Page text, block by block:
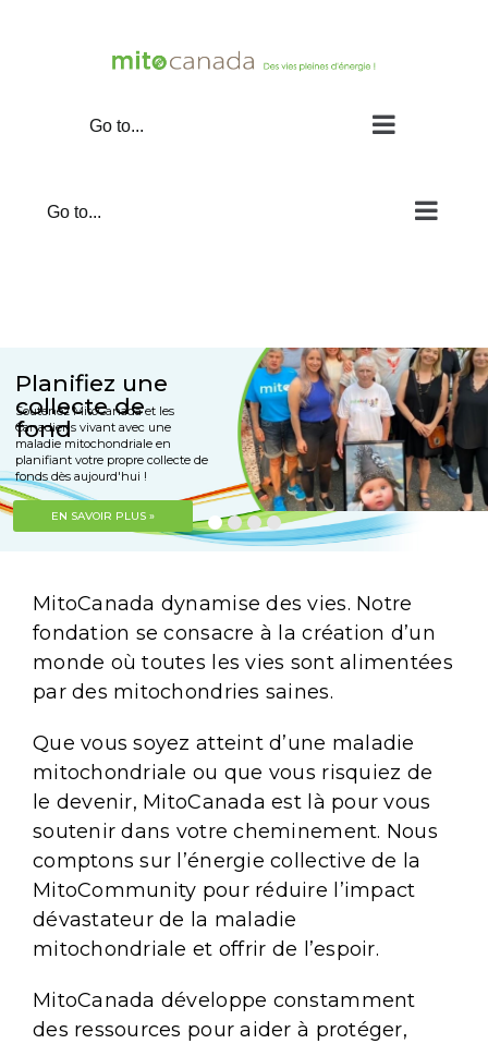
Go to...
Go to...
Soutenez MitoCanada et les
Canadiens vivant avec une
maladie mitochondriale en
planifiant votre propre collecte de
fonds dès aujourd'hui !
Planifiez une
collecte de
fond
EN SAVOIR PLUS »
MitoCanada dynamise des vies. Notre
fondation se consacre à la création d’un
monde où toutes les vies sont alimentées
par des mitochondries saines.
Que vous soyez atteint d’une maladie
mitochondriale ou que vous risquiez de
le devenir, MitoCanada est là pour vous
soutenir dans votre cheminement. Nous
comptons sur l’énergie collective de la
MitoCommunity pour réduire l’impact
dévastateur de la maladie
mitochondriale et offrir de l’espoir.
MitoCanada développe constamment
des ressources pour aider à protéger,